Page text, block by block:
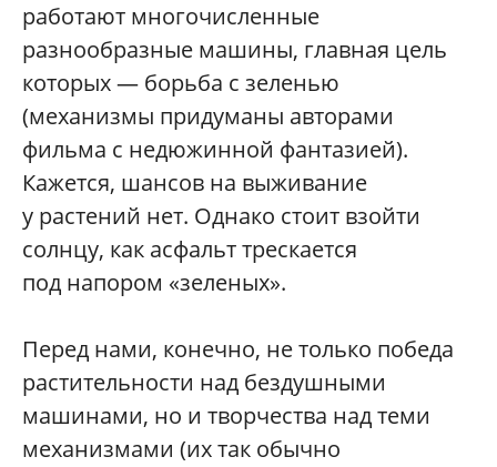
работают многочисленные
разнообразные машины, главная цель
которых — борьба с зеленью
(механизмы придуманы авторами
фильма с недюжинной фантазией).
Кажется, шансов на выживание
у растений нет. Однако стоит взойти
солнцу, как асфальт трескается
под напором «зеленых».
Перед нами, конечно, не только победа
растительности над бездушными
машинами, но и творчества над теми
механизмами (их так обычно